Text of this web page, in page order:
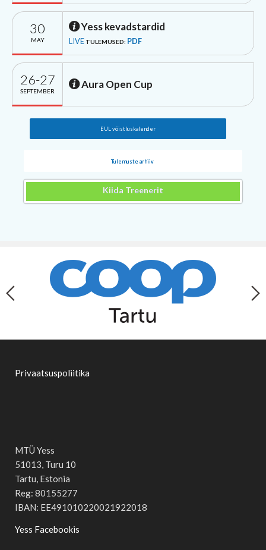
30
MAY
Yess kevadstardid
LIVE TULEMUSED: PDF
26-27
SEPTEMBER
Aura Open Cup
EUL võistluskalender
Tulemuste arhiiv
Kiida Treenerit
Privaatsuspoliitika
MTÜ Yess
51013, Turu 10
Tartu, Estonia
Reg: 80155277
IBAN: EE491010220021922018
Yess Facebookis